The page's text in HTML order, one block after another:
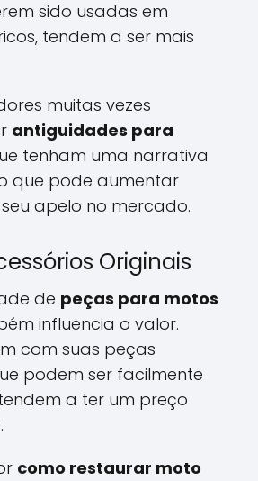
sido usadas em
tendem a ser mais
muitas vezes
antiguidades para
tenham uma narrativa
que pode aumentar
apelo no mercado.
Originais
de peças para motos
influencia o valor.
com suas peças
podem ser facilmente
a ter um preço
como restaurar moto